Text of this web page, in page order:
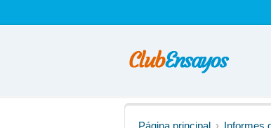
Página principal Informes